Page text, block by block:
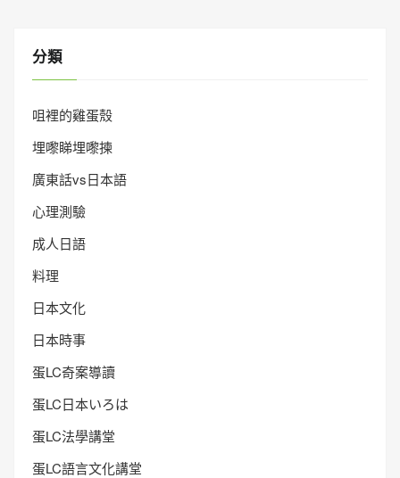
分類
咀裡的雞蛋殼
埋嚟睇埋嚟揀
廣東話vs日本語
心理測驗
成人日語
料理
日本文化
日本時事
蛋LC奇案導讀
蛋LC日本いろは
蛋LC法學講堂
蛋LC語言文化講堂